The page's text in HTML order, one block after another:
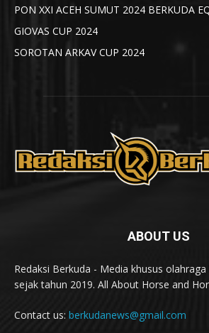
PON XXI ACEH SUMUT 2024 BERKUDA
GIOVAS CUP 2024
SOROTAN ARKAV CUP 2024
ABOUT US
Redaksi Berkuda - Media khusus
sejak tahun 2019. All About Horse and
Contact us: berkudanews@gmail.com